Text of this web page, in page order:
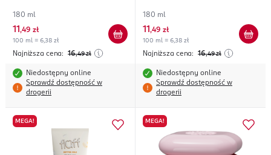
180 ml
11 ,49 zł
100 ml = 6,38 zł
Najniższa cena: 16,49 zł
Niedostępny online
Sprawdź dostępność w
drogerii
180 ml
11 ,49 zł
100 ml = 6,38 zł
Najniższa cena: 16,49 zł
Niedostępny online
Sprawdź dostępność w
drogerii
MEGA! MEGA!